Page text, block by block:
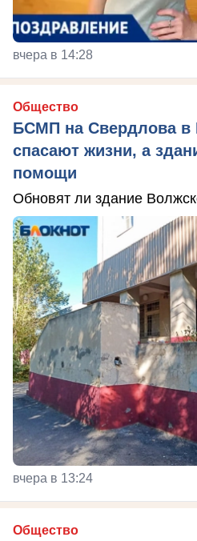
вчера в 14:28
Общество
БСМП на Свердлова в
спасают жизни, а
помощи
Обновят ли здание
вчера в 13:24
Общество